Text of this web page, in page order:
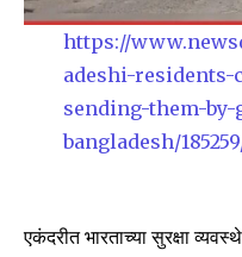
https://
adeshi-residents-
sending-them-
bangladesh/
एकंदरीत भारताच्या सुरक्षा